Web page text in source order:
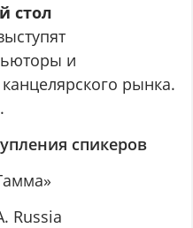
стол
и
рынка.
спикеров
Russia